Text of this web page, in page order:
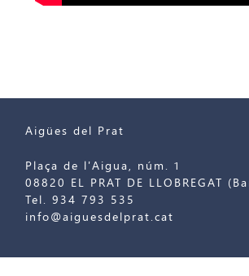
Aigües del Prat
Plaça de l'Aigua, núm. 1
08820 EL PRAT DE LLOBREGAT
Tel. 934 793 535
info@aiguesdelprat.cat